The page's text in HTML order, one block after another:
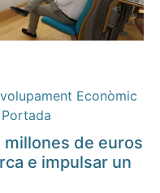
Econòmic
Portada
millones de euros
e impulsar un